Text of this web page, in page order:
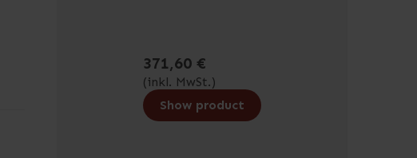
371,60 €
(inkl. MwSt.)
Show product